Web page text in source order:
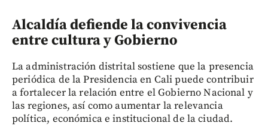
Alcaldía defiende la convivencia
entre cultura y Gobierno
La administración distrital sostiene que la presencia
periódica de la Presidencia en Cali puede contribuir
a fortalecer la relación entre el Gobierno Nacional y
las regiones, así como aumentar la relevancia
política, económica e institucional de la ciudad.